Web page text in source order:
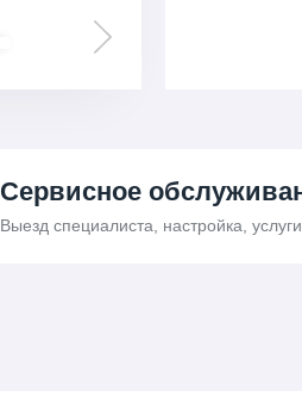
Сервисное
Выезд специалиста, настройка, услуги